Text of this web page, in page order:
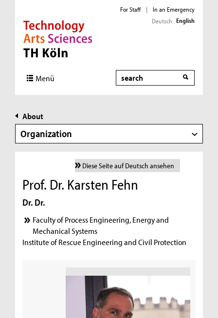
Direkt zur Hauptnavigation
Direkt zur Subnavigation
Direkt zum Inhalt
Direkt zum Fußbereich
For Staff |
In an Emergency
Deutsch English
Menü Search
About
Organization
Diese Seite auf Deutsch ansehen
Prof. Dr. Karsten Fehn
Dr. Dr.
Faculty of Process Engineering, Energy and
Mechanical Systems
Institute of Rescue Engineering and Civil Protection